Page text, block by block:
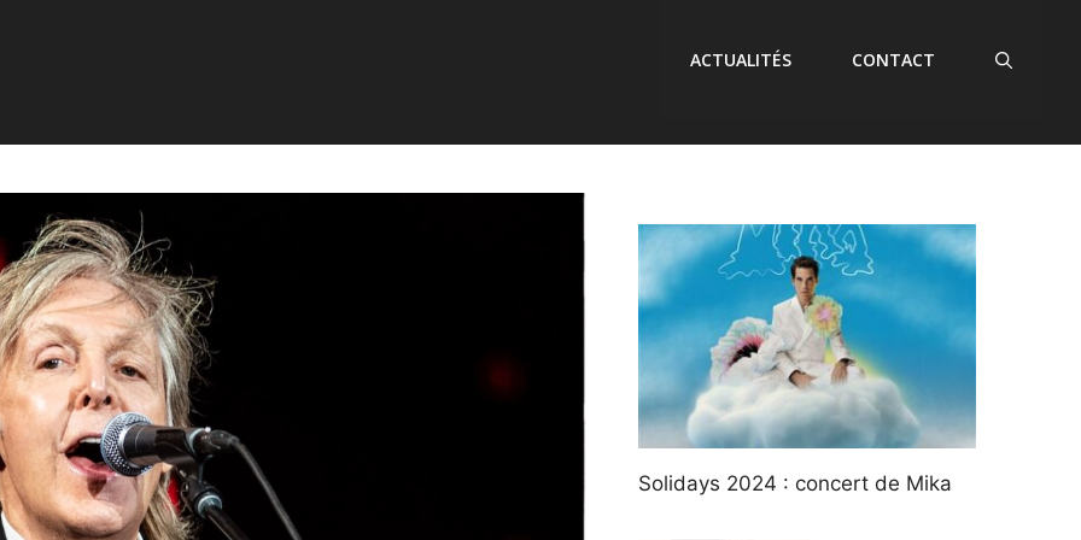
ACTUALITÉS CONTACT
Solidays 2024 : concert de Mika